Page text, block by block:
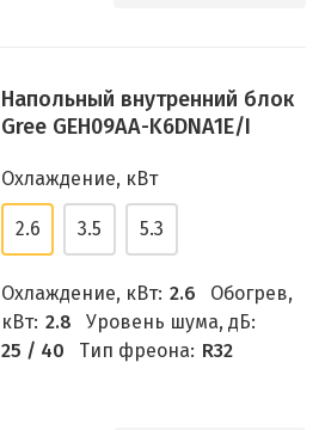
Напольный внутренний блок
Gree GEH09AA-K6DNA1E/I
Охлаждение, кВт
2.6 3.5 5.3
Охлаждение, кВт: 2.6
Обогрев,
кВт: 2.8
Уровень шума, дБ:
25 / 40
Тип фреона: R32